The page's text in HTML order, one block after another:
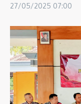
27/05/2025 07:00